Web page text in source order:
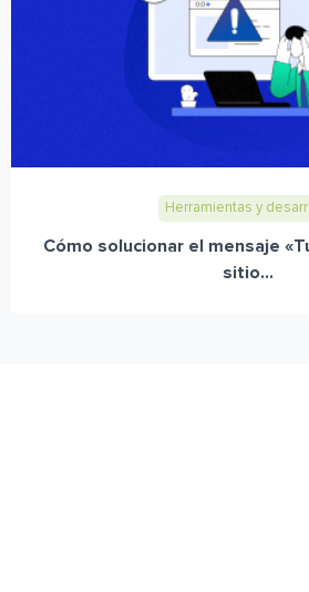
Herramientas y
Cómo solucionar el mensaje
sitio...